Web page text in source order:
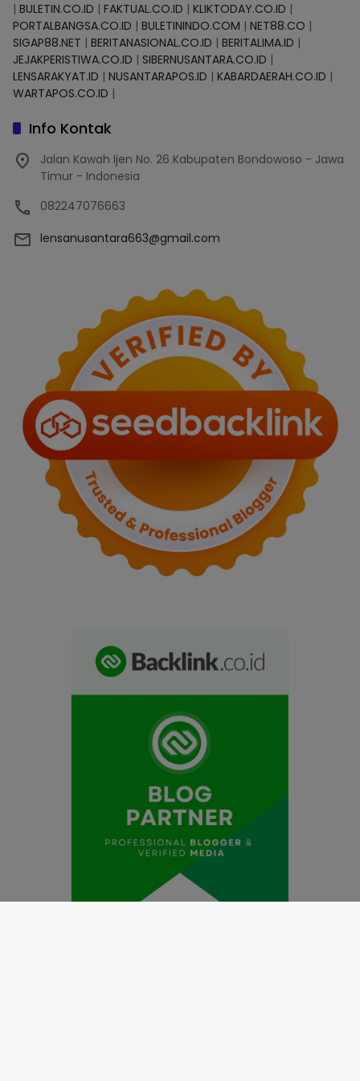
| BULETIN.CO.ID | FAKTUAL.CO.ID | KLIKTODAY.CO.ID |
PORTALBANGSA.CO.ID | BULETININDO.COM | NET88.CO |
SIGAP88.NET | BERITANASIONAL.CO.ID | BERITALIMA.ID |
JEJAKPERISTIWA.CO.ID | SIBERNUSANTARA.CO.ID |
LENSARAKYAT.ID | NUSANTARAPOS.ID | KABARDAERAH.CO.ID |
WARTAPOS.CO.ID |
Info Kontak
Jalan Kawah Ijen No. 26 Kabupaten Bondowoso - Jawa
Timur - Indonesia
082247076663
lensanusantara663@gmail.com